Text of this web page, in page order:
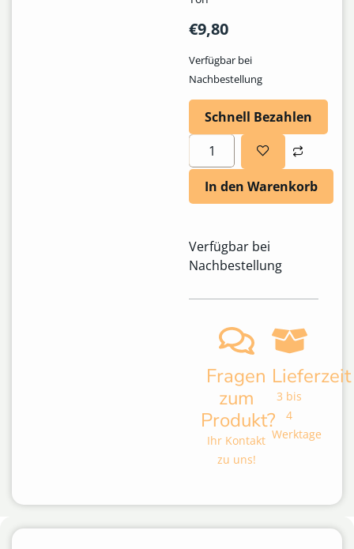
€9,80
Verfügbar bei
Nachbestellung
Schnell Bezahlen
In den Warenkorb
Verfügbar bei
Nachbestellung
Fragen
zum
Produkt?
Ihr Kontakt
zu uns!
Lieferzeit
3 bis
4
Werktage